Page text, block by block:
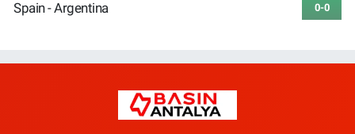
Spain - Argentina
0-0